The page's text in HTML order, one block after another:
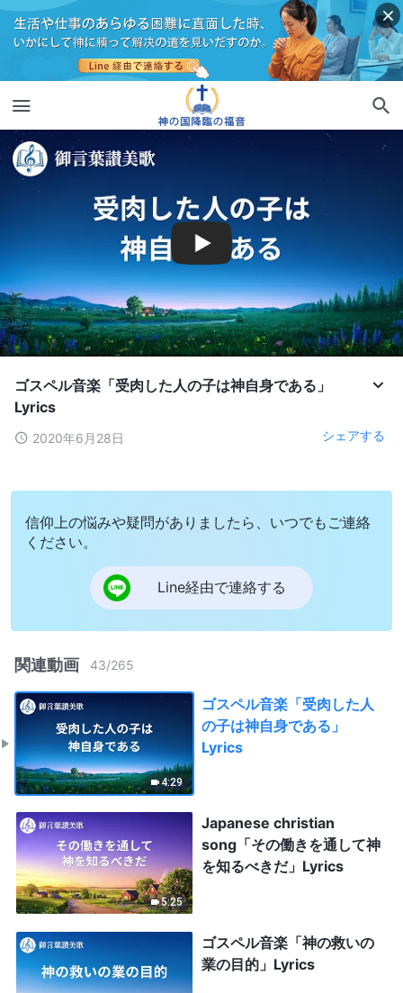
ゴスペル音楽「受肉した人の子は神自身である」
Lyrics
2020年6月28日 シェアする
信仰上の悩みや疑問がありましたら、いつでもご連絡
ください。
Line経由で連絡する
関連動画 43/265
4:29
ゴスペル音楽「受肉した人
の子は神自身である」
Lyrics
5:25
Japanese christian
song「その働きを通して神
を知るべきだ」Lyrics
ゴスペル音楽「神の救いの
業の目的」Lyrics